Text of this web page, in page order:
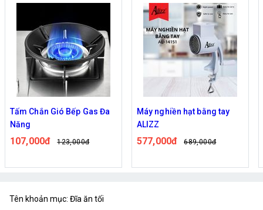
Máy nghiền hạt bằng tay
ALIZZ
577,000đ 689,000đ
Bếp Điện Mặt Phẳng 1000W
Tiện Lợi
420,000đ 499,000đ
Tên khoản mục: Đĩa ăn tối